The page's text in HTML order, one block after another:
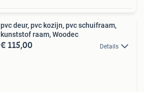
pvc deur, pvc kozijn, pvc schuifraam,
kunststof raam, Woodec
€ 115,00 Details